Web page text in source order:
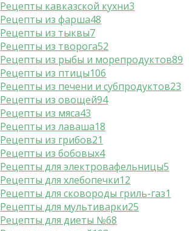
Рецепты кавказской кухни3
Рецепты из фарша48
Рецепты из тыквы7
Рецепты из творога52
Рецепты из рыбы и морепродуктов89
Рецепты из птицы106
Рецепты из печени и субпродуктов23
Рецепты из овощей94
Рецепты из мяса43
Рецепты из лаваша18
Рецепты из грибов21
Рецепты из бобовых4
Рецепты для электровафельницы5
Рецепты для хлебопечки12
Рецепты для сковороды гриль-газ1
Рецепты для мультиварки25
Рецепты для диеты №68